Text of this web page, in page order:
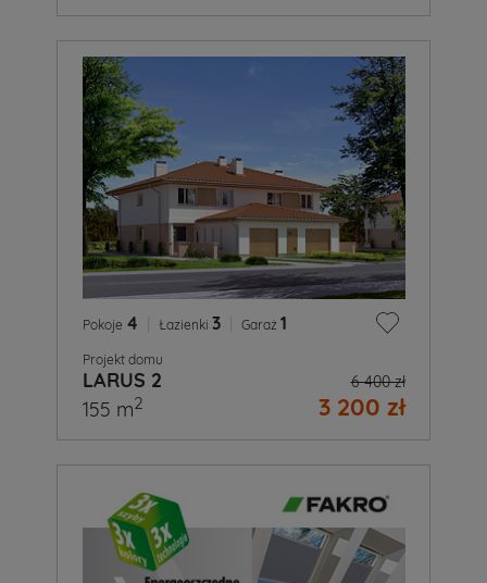
Pokoje 4 Łazienki 3 Garaż 1
Projekt domu
LARUS 2 6 400 zł
3 200 zł
155 m2